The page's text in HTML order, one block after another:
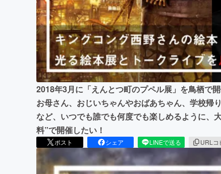
2018年3月に「えんとつ町のプペル展」を鳥栖で
お母さん、おじいちゃんやおばあちゃん、学校帰
など、いつでも誰でも何度でも楽しめるように、
料”で開催したい！
ポスト シェア LINEで送る URLコ